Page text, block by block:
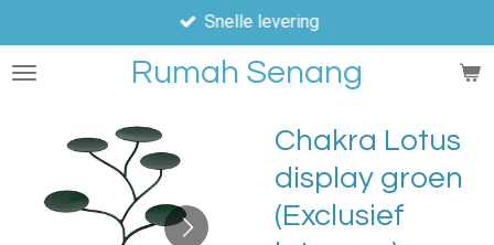
direct
naar
hoofdinhoud
Rumah Senang
Snelle levering
Chakra Lotus
display groen
(Exclusief